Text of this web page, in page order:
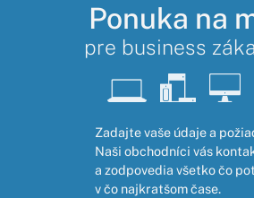
Ponuka na
pre business
Zadajte vaše údaje a
Naši obchodníci vás
a zodpovedia všetko čo
v čo najkratšom čase.